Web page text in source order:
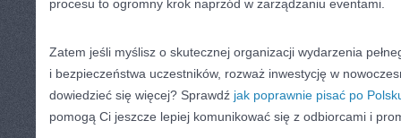
procesu to ogromny krok naprzód w zarządzaniu eventami.
Zatem jeśli myślisz o skutecznej organizacji wydarzenia
i bezpieczeństwa uczestników, rozważ inwestycję w
dowiedzieć się więcej? Sprawdź jak poprawnie pisać po
pomogą Ci jeszcze lepiej komunikować się z odbiorcami i